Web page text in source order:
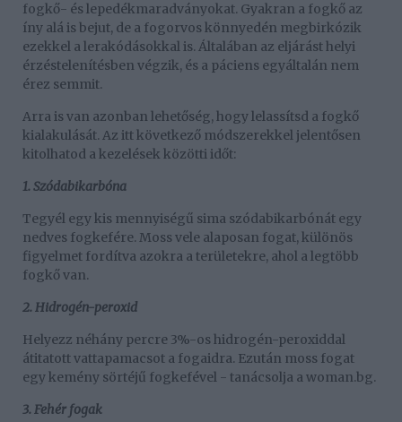
fogkő- és lepedékmaradványokat. Gyakran a fogkő az
íny alá is bejut, de a fogorvos könnyedén megbirkózik
ezekkel a lerakódásokkal is. Általában az eljárást helyi
érzéstelenítésben végzik, és a páciens egyáltalán nem
érez semmit.
Arra is van azonban lehetőség, hogy lelassítsd a fogkő
kialakulását. Az itt következő módszerekkel jelentősen
kitolhatod a kezelések közötti időt:
1. Szódabikarbóna
Tegyél egy kis mennyiségű sima szódabikarbónát egy
nedves fogkefére. Moss vele alaposan fogat, különös
figyelmet fordítva azokra a területekre, ahol a legtöbb
fogkő van.
2. Hidrogén-peroxid
Helyezz néhány percre 3%-os hidrogén-peroxiddal
átitatott vattapamacsot a fogaidra. Ezután moss fogat
egy kemény sörtéjű fogkefével - tanácsolja a woman.bg.
3. Fehér fogak